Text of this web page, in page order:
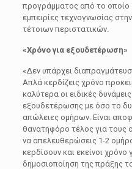
προγράμματος από το οποίο
εμπειρίες τεχνογνωσίας
τέτοιων περιστατικών.
«Χρόνο για εξουδετέρωση»
«Δεν υπάρχει
Απλά κερδίζεις χρόνο
καλύτερα οι ειδικές
εξουδετέρωσης με όσο το
απώλειες ομήρων. Είναι
θανατηφόρο τέλος για τους
να απελευθερώσεις 1-2
κερδίσουν και εκείνοι
δημοσιοποίηση της πράξης